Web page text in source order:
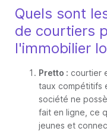
Quels sont
de courtiers
l'immobilier
Pretto : courtier
taux compétitifs
société ne
fait en ligne, ce
jeunes et